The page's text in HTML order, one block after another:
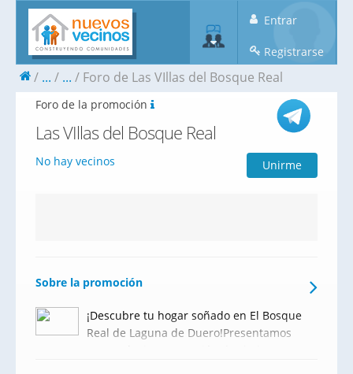
Entrar
Registrarse
... ... Foro de Las VIllas del Bosque Real
Foro de la promoción
Las VIllas del Bosque Real
No hay vecinos Unirme
Sobre la promoción
¡Descubre tu hogar soñado en El Bosque
Real de Laguna de Duero!Presentamos